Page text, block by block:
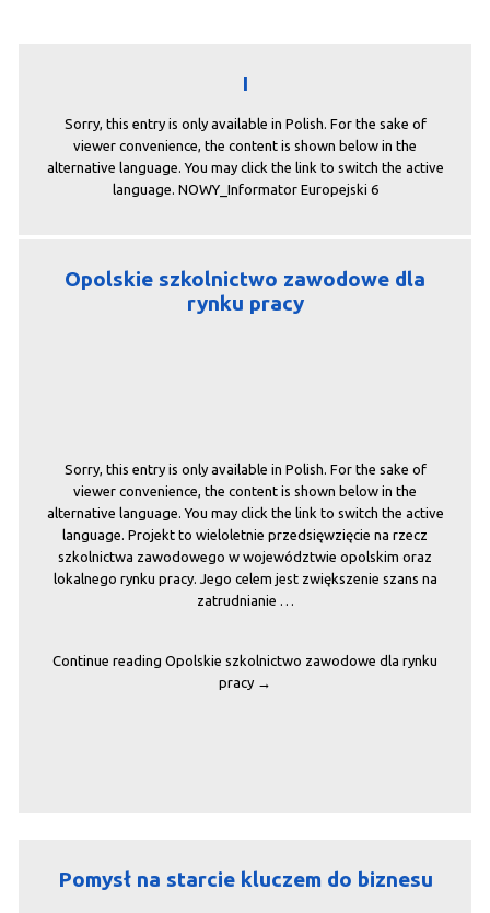
I
Sorry, this entry is only available in Polish. For the sake of
viewer convenience, the content is shown below in the
alternative language. You may click the link to switch the active
language. NOWY_Informator Europejski 6
Opolskie szkolnictwo zawodowe dla
rynku pracy
Sorry, this entry is only available in Polish. For the sake of
viewer convenience, the content is shown below in the
alternative language. You may click the link to switch the active
language. Projekt to wieloletnie przedsięwzięcie na rzecz
szkolnictwa zawodowego w województwie opolskim oraz
lokalnego rynku pracy. Jego celem jest zwiększenie szans na
zatrudnianie …
Continue reading Opolskie szkolnictwo zawodowe dla rynku
pracy →
Pomysł na starcie kluczem do biznesu